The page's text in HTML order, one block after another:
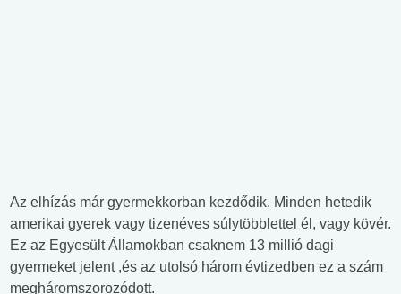
Az elhízás már gyermekkorban kezdődik. Minden hetedik
amerikai gyerek vagy tizenéves súlytöbblettel él, vagy kövér.
Ez az Egyesült Államokban csaknem 13 millió dagi
gyermeket jelent ,és az utolsó három évtizedben ez a szám
megháromszorozódott.